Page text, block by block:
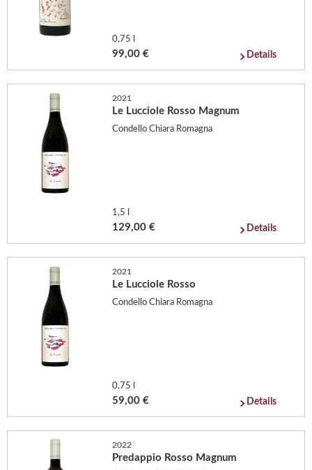
0,75 l
99,00 € Details
2021
Le Lucciole Rosso Magnum
Condello Chiara Romagna
1,5 l
129,00 € Details
2021
Le Lucciole Rosso
Condello Chiara Romagna
0,75 l
59,00 € Details
2022
Predappio Rosso Magnum